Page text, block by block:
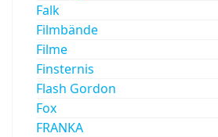
Falk
Filmbände
Filme
Finsternis
Flash Gordon
Fox
FRANKA